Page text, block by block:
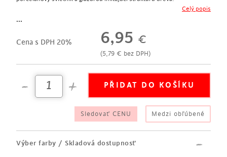
na čajovú sviečku
glazúra s imitáciou prírodného dreva
...
Celý popis
Cena s DPH 20% 6,95 €
(5,79 € bez DPH)
Sledovať CENU Medzi obľúbené
Výber farby / Skladová dostupnosť